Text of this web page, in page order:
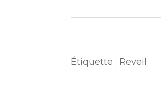
Étiquette : Reveil